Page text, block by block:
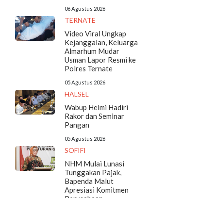
06 Agustus 2026
TERNATE
Video Viral Ungkap
Kejanggalan, Keluarga
Almarhum Mudar
Usman Lapor Resmi ke
Polres Ternate
05 Agustus 2026
HALSEL
Wabup Helmi Hadiri
Rakor dan Seminar
Pangan
05 Agustus 2026
SOFIFI
NHM Mulai Lunasi
Tunggakan Pajak,
Bapenda Malut
Apresiasi Komitmen